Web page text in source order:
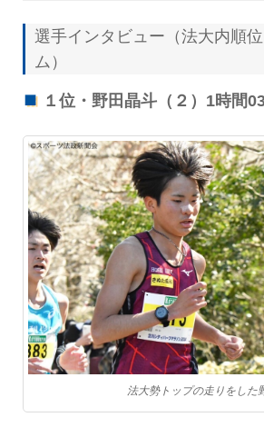
選手インタビュー（法大内順
ム）
１位・野田晶斗（２）1時間
法大勢トップの走りをした